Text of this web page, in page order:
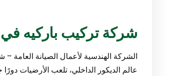
شركة تركيب باركيه في أم
الشركة الهندسية لأعمال الصيانة العامة
عالم الديكور الداخلي، تلعب الأرضيات دورًا